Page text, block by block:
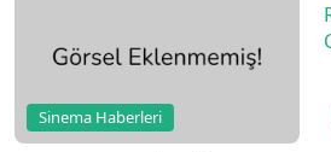
Sinema Haberleri